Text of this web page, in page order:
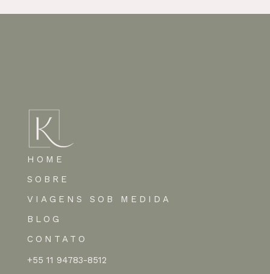
HOME
SOBRE
VIAGENS SOB MEDIDA
BLOG
CONTATO
+55 11 94783-8512